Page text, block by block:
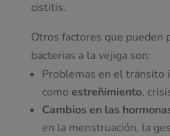
cistitis.
Otros factores que pueden
bacterias a la vejiga son:
Problemas en el tránsito
como estreñimiento,
Cambios en las
en la menstruación, la